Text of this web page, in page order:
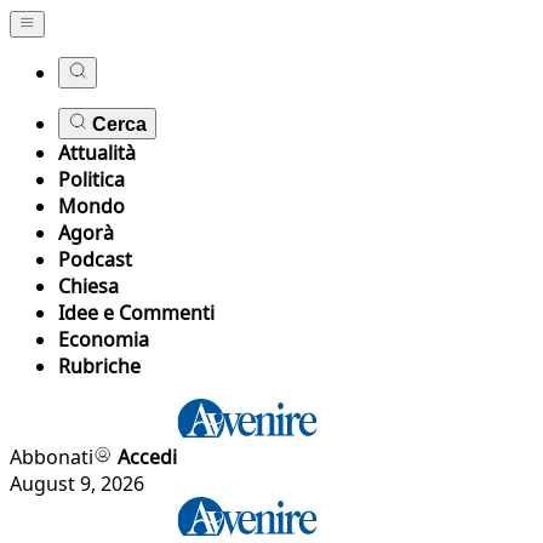
Cerca
Attualità
Politica
Mondo
Agorà
Podcast
Chiesa
Idee e Commenti
Economia
Rubriche
Abbonati
Accedi
August 9, 2026